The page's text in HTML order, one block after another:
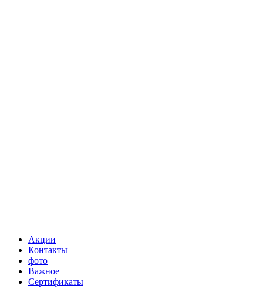
Акции
Контакты
фото
Важное
Сертификаты